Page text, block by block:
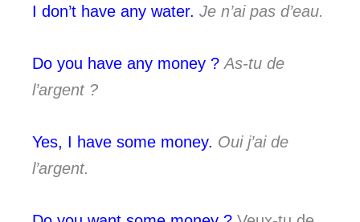
I don’t have any water. Je n’ai pas d’eau.
Do you have any money ? As-tu de
l’argent ?
Yes, I have some money. Oui j’ai de
l’argent.